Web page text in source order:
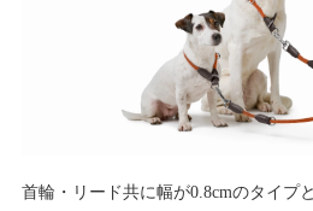
首輪・リード共に幅が0.8cmのタイプ